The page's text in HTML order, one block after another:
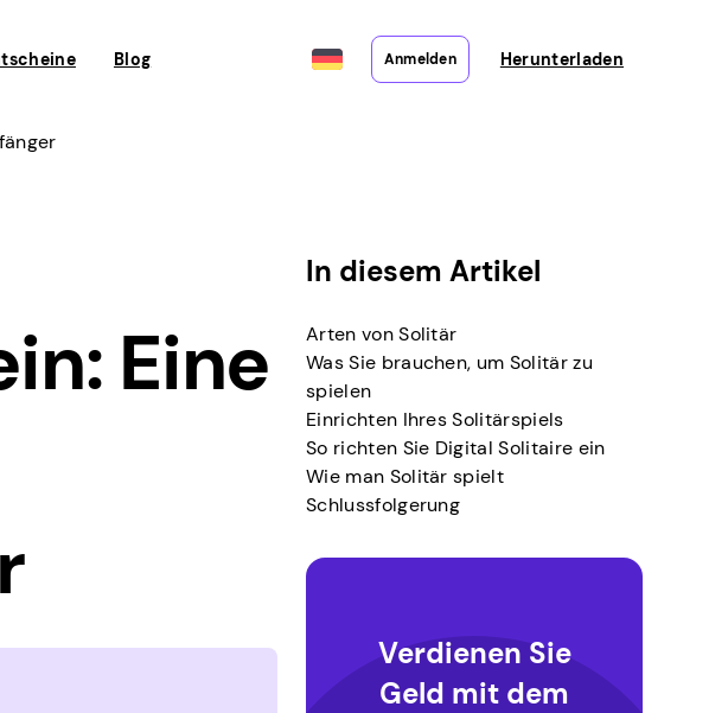
Blog Anmelden Herunterladen
Eine
In diesem Artikel
Arten von Solitär
Was Sie brauchen, um Solitär zu
spielen
Einrichten Ihres Solitärspiels
So richten Sie Digital Solitaire ein
Wie man Solitär spielt
Schlussfolgerung
Verdienen Sie
Geld mit dem